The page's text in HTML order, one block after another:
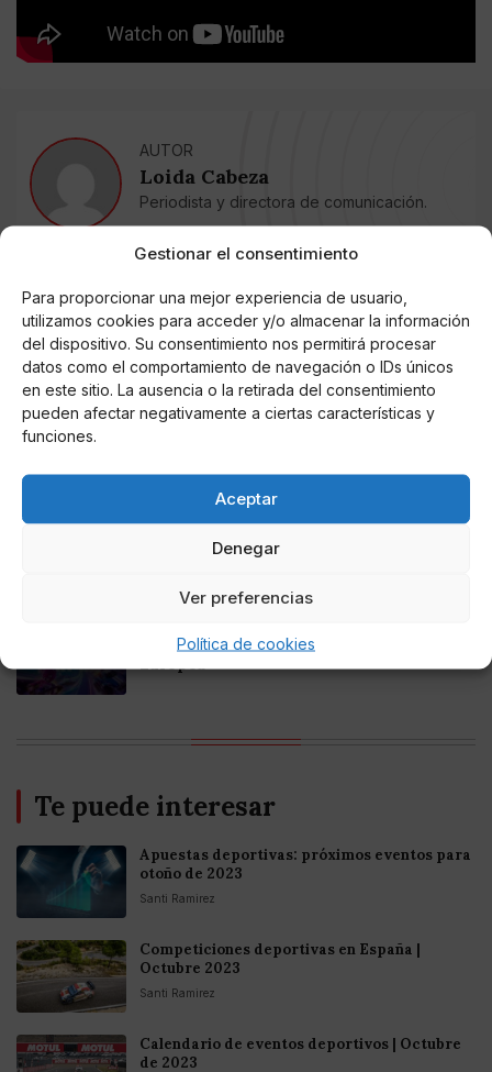
Gestionar el consentimiento
Para proporcionar una mejor experiencia de usuario,
utilizamos cookies para acceder y/o almacenar la información
del dispositivo. Su consentimiento nos permitirá procesar
datos como el comportamiento de navegación o IDs únicos
en este sitio. La ausencia o la retirada del consentimiento
pueden afectar negativamente a ciertas características y
funciones.
Aceptar
Denegar
Ver preferencias
Política de cookies
AUTOR
Loida Cabeza
Periodista y directora de comunicación.
Noticias relacionadas
Online Casino
Mejores Cripto Casinos Online en
Colombia 2025: Bitcoin Casinos
Mejores casinos online con
Fortnite regresa para iOS en la Unión
Te puede interesar
Apuestas deportivas: próximos eventos para
otoño de 2023
Santi Ramirez
Competiciones deportivas en España |
Octubre 2023
Santi Ramirez
Calendario de eventos deportivos | Octubre
de 2023